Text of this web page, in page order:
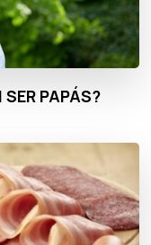
SER PAPÁS?